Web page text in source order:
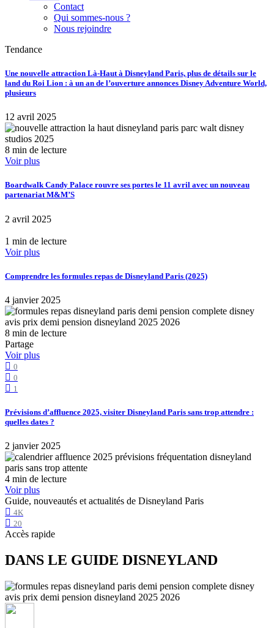
Contact
Qui sommes-nous ?
Nous rejoindre
Tendance
Une nouvelle attraction Là-Haut à Disneyland Paris, plus de détails sur le
land du Roi Lion : à un an de l’ouverture annonces Disney Adventure World,
plusieurs
12 avril 2025
8 min de lecture
Voir plus
Boardwalk Candy Palace rouvre ses portes le 11 avril avec un nouveau
partenariat M&M’S
2 avril 2025
1 min de lecture
Voir plus
Comprendre les formules repas de Disneyland Paris (2025)
4 janvier 2025
8 min de lecture
Partage
Voir plus
0
0
1
Prévisions d’affluence 2025, visiter Disneyland Paris sans trop attendre :
quelles dates ?
2 janvier 2025
4 min de lecture
Voir plus
Guide, nouveautés et actualités de Disneyland Paris
4K
20
Accès rapide
DANS LE GUIDE DISNEYLAND